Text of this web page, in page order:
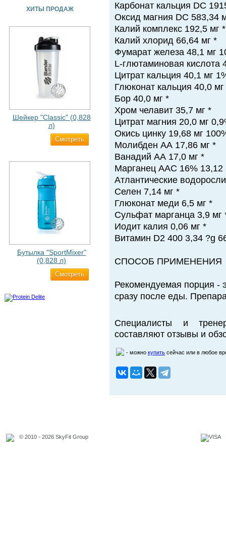
ХИТЫ ПРОДАЖ
Шейкер "Classic" (0,828
л)
Cмотреть
Бутылка "SportMixer"
(0,828 л)
Cмотреть
Карбонат кальция DC
Оксид магния DC 583,34
Калий комплекс 192,5 мг *
Калий хлорид 66,64 мг *
Фумарат железа 48,1 мг
L-глютаминовая кислота
Цитрат кальция 40,1 мг
Глюконат кальция 40,0
Бор 40,0 мг *
Хром челавит 35,7 мг *
Цитрат магния 20,0 мг
Окись цинку 19,68 мг
Молибден АА 17,86 мг *
Ванадий АА 17,0 мг *
Марганец ААС 16% 13,12
Атлантические
Селен 7,14 мг *
Глюконат меди 6,5 мг *
Сульфат марганца 3,9 мг
Иодит калия 0,06 мг *
Витамин D2 400 3,34 ?g
СПОСОБ ПРИМЕНЕНИЯ
Рекомендуемая порция -
сразу после еды.
Специалисты и
составляют отзывы и
- можно купить сейчас или в любое
© 2010 - 2026 SkyFit Group